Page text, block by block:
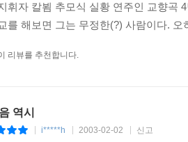
휘자 칼뵘 추모식 실황 연주인 교향곡
를 해보면 그는 무정한(?) 사람이다.
리뷰를 추천합니다.
역시
i*****h 2003-02-02 신고